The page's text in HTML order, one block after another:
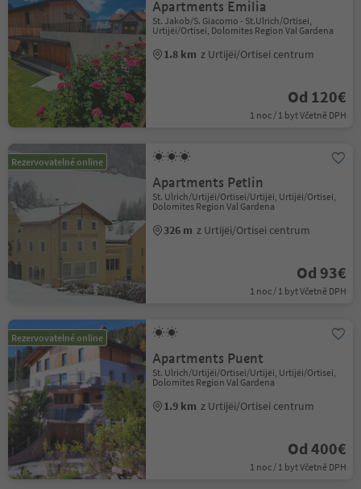
Apartments Emilia
St. Jakob/S. Giacomo - St.Ulrich/Ortisei,
Urtijëi/Ortisei, Dolomites Region Val Gardena
1.8 km z Urtijëi/Ortisei centrum
Od 120€
1 noc / 1 byt Včetně DPH
Rezervovatelné online
Apartments Petlin
St. Ulrich/Urtijëi/Ortisei/Urtijëi, Urtijëi/Ortisei,
Dolomites Region Val Gardena
326 m z Urtijëi/Ortisei centrum
Od 93€
1 noc / 1 byt Včetně DPH
Rezervovatelné online
Apartments Puent
St. Ulrich/Urtijëi/Ortisei/Urtijëi, Urtijëi/Ortisei,
Dolomites Region Val Gardena
1.9 km z Urtijëi/Ortisei centrum
Od 400€
1 noc / 1 byt Včetně DPH